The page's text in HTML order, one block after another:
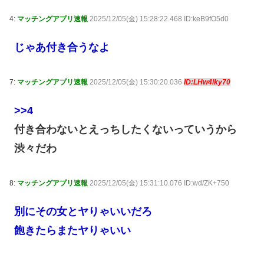
4: マッチングアプリ速報 2025/12/05(金) 15:28:22.468 ID:keB9fO5d0
じゃあ付き合うなよ
7: マッチングアプリ速報 2025/12/05(金) 15:30:20.036 ID:LHw4iky70
>>4
付き合わないとえっちしたくないっていうから
渋々だわ
8: マッチングアプリ速報 2025/12/05(金) 15:31:10.076 ID:wd/ZK+750
別にその女とヤりゃいいだろ
飽きたらまたヤりゃいい